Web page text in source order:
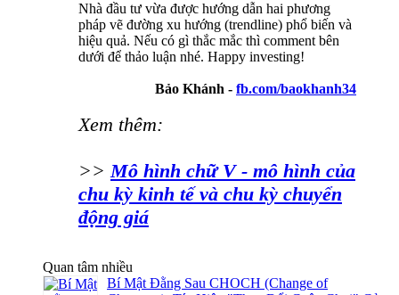
Nhà đầu tư vừa được hướng dẫn hai phương
pháp vẽ đường xu hướng (trendline) phổ biến và
hiệu quả. Nếu có gì thắc mắc thì comment bên
dưới để thảo luận nhé. Happy investing!
Bảo Khánh - fb.com/baokhanh34
Xem thêm:
>>Mô hình chữ V - mô hình của
chu kỳ kinh tế và chu kỳ chuyển
động giá
Quan tâm nhiều
Bí Mật Đằng Sau CHOCH (Change of